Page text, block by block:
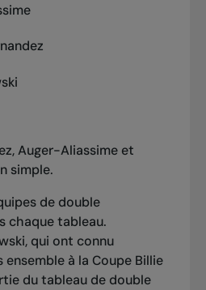
Auger-Aliassime et
simple.
de double
chaque tableau.
qui ont connu
à la Coupe Billie
du tableau de double